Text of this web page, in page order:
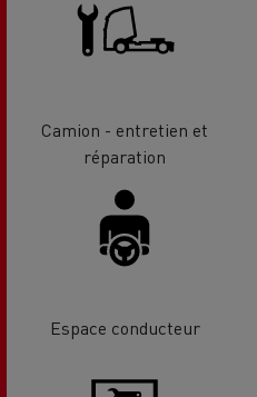
Camion - entretien et
réparation
Espace conducteur